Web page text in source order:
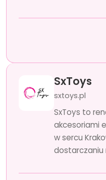
SxToys
sxtoys.pl
SxToys to
akcesoriami
w sercu
dostarczaniu